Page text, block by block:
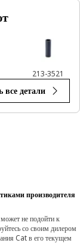
with
on
213-3521
все детали
производителя
не подойти к
со своим дилером
Cat в его текущем